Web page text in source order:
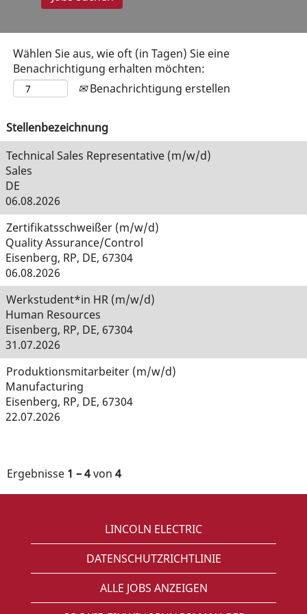
Wählen Sie aus, wie oft (in Tagen) Sie eine
Benachrichtigung erhalten möchten:
Benachrichtigung erstellen
Stellenbezeichnung
Technical Sales Representative (m/w/d)
Sales
DE
06.08.2026
Zertifikatsschweißer (m/w/d)
Quality Assurance/Control
Eisenberg, RP, DE, 67304
06.08.2026
Werkstudent*in HR (m/w/d)
Human Resources
Eisenberg, RP, DE, 67304
31.07.2026
Produktionsmitarbeiter (m/w/d)
Manufacturing
Eisenberg, RP, DE, 67304
22.07.2026
Ergebnisse 1 – 4von 4
LINCOLN ELECTRIC
DATENSCHUTZRICHTLINIE
ALLE JOBS ANZEIGEN